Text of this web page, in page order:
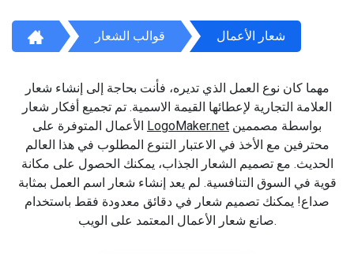
قوالب الشعار شعار الأعمال
مهما كان نوع العمل الذي تديره، فأنت بحاجة إلى إنشاء شعار
العلامة التجارية لإعطائها القيمة الاسمية. تم تجميع أفكار شعار
LogoMaker.net
محترفين مع الأخذ في الاعتبار التنوع المطلوب في هذا العالم
الحديث. مع تصميم الشعار الجذاب، يمكنك الحصول على مكانة
قوية في السوق التنافسية. لم يعد إنشاء شعار اسم العمل بمثابة
صداع! يمكنك تصميم شعار في دقائق معدودة فقط باستخدام
صانع شعار الأعمال المعتمد على الويب.